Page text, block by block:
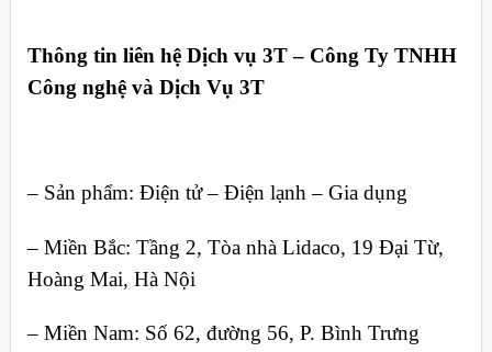
Thông tin liên hệ Dịch vụ 3T – Công Ty TNHH
Công nghệ và Dịch Vụ 3T
– Sản phẩm: Điện tử – Điện lạnh – Gia dụng
– Miền Bắc: Tầng 2, Tòa nhà Lidaco, 19 Đại Từ,
Hoàng Mai, Hà Nội
– Miền Nam: Số 62, đường 56, P. Bình Trưng